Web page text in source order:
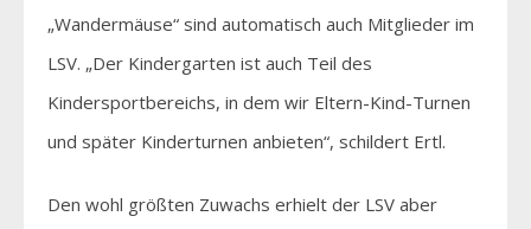
„Wandermäuse“ sind automatisch auch Mitglieder im
LSV. „Der Kindergarten ist auch Teil des
Kindersportbereichs, in dem wir Eltern-Kind-Turnen
und später Kinderturnen anbieten“, schildert Ertl.
Den wohl größten Zuwachs erhielt der LSV aber